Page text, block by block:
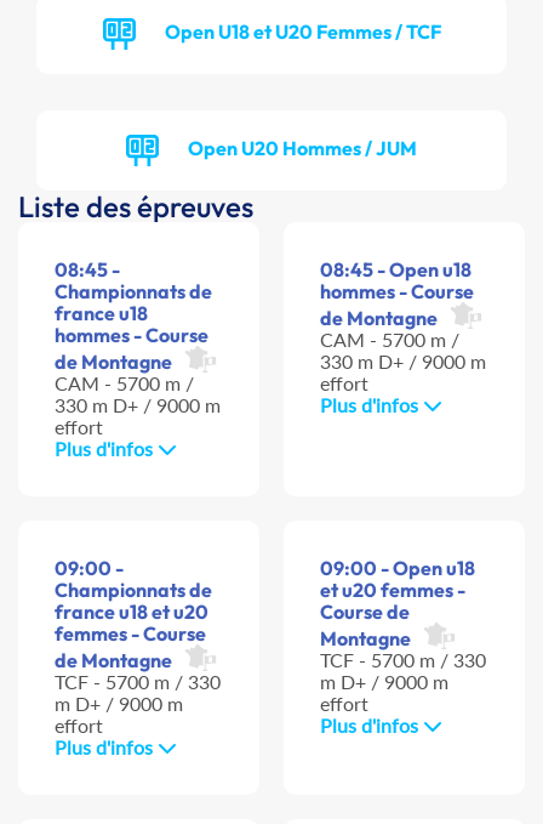
Open U18 et U20 Femmes / TCF
Open U20 Hommes / JUM
Liste des épreuves
08:45 -
Championnats de
france u18
hommes - Course
de Montagne
CAM - 5700 m /
330 m D+ / 9000 m
effort
Plus d'infos
08:45 - Open u18
hommes - Course
de Montagne
CAM - 5700 m /
330 m D+ / 9000 m
effort
Plus d'infos
09:00 -
Championnats de
france u18 et u20
femmes - Course
de Montagne
TCF - 5700 m / 330
m D+ / 9000 m
effort
Plus d'infos
09:00 - Open u18
et u20 femmes -
Course de
Montagne
TCF - 5700 m / 330
m D+ / 9000 m
effort
Plus d'infos